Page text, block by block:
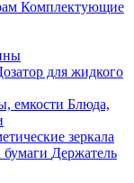
Комплектующие
для жидкого
Блюда,
зеркала
Держатель